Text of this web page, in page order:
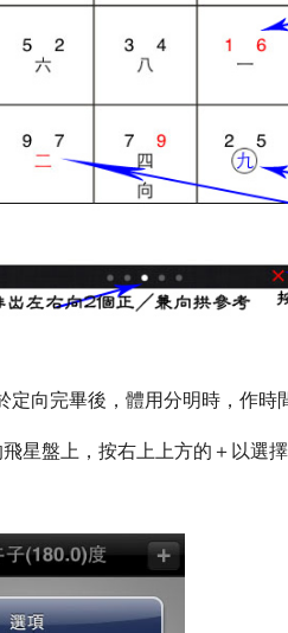
定向完畢後，體用分明時，作時
星盤上，按右上上方的＋以選擇